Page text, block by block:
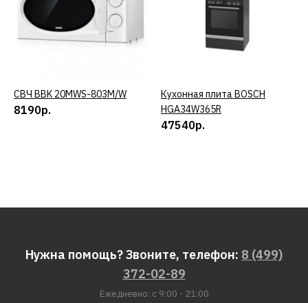
КУПИТЬ
СВЧ BBK 20MWS-803M/W
8190р.
КУПИТЬ
Кухонная плита BOSCH
HGA34W365R
47540р.
Нужна помощь? Звоните, телефон: 8 (499)
372-02-89
Ежедневно: с 9:00 - 21:00